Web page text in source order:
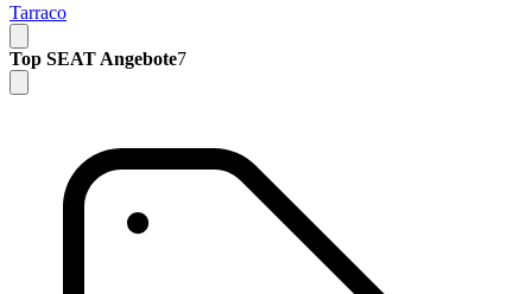
Tarraco
Top SEAT Angebote7